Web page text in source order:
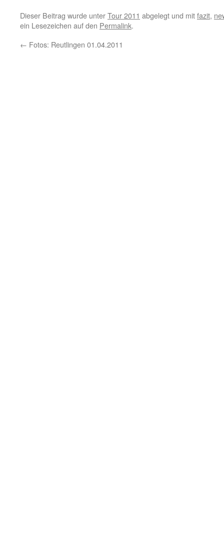
Dieser Beitrag wurde unterTour 2011 abgelegt und mitfazit,
ein Lesezeichen auf den Permalink.
← Fotos: Reutlingen 01.04.2011